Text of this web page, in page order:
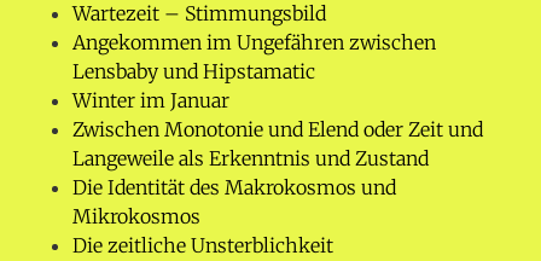
Wartezeit – Stimmungsbild
Angekommen im Ungefähren zwischen
Lensbaby und Hipstamatic
Winter im Januar
Zwischen Monotonie und Elend oder Zeit und
Langeweile als Erkenntnis und Zustand
Die Identität des Makrokosmos und
Mikrokosmos
Die zeitliche Unsterblichkeit